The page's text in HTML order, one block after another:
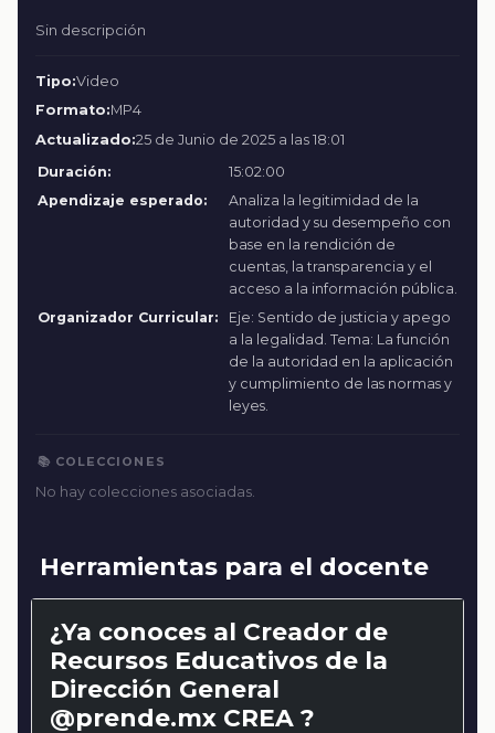
Sin descripción
Tipo:Video
Formato:MP4
Actualizado:25 de Junio de 2025 a las 18:01
Duración:
15:02:00
Apendizaje esperado:
Analiza la legitimidad de la
autoridad y su desempeño con
base en la rendición de
cuentas, la transparencia y el
acceso a la información pública.
Organizador Curricular:
Eje: Sentido de justicia y apego
a la legalidad. Tema: La función
de la autoridad en la aplicación
y cumplimiento de las normas y
leyes.
📚 COLECCIONES
No hay colecciones asociadas.
Herramientas para el docente
¿Ya conoces al Creador de
Recursos Educativos de la
Dirección General
@prende.mx CREA ?